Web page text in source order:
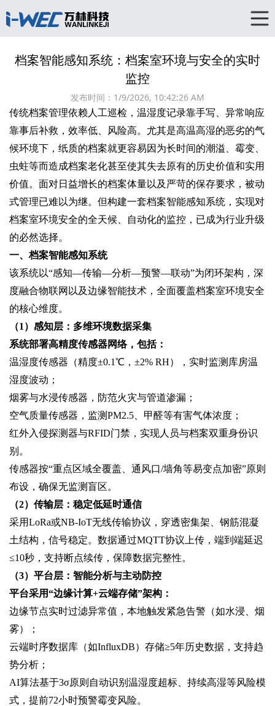
档案智能感知系统：档案室环境与安全的实时
监控‌
发布时间： 1/9/2026, 10:42:26 AM
传统档案管理依赖人工巡检，温湿度记录靠手写、异常响应
靠事后补救，效率低、风险高。尤其是高温高湿的恶劣的气
候环境下，纸质的档案就更容易因为长时间的潮溢、霉变、
虫蛀等而造成档案老化甚至使其失去原有的历史价值和实用
价值。面对日益增长的档案体量以及严苛的保存要求，被动
式管理已难以为继。但构建一套‌档案智能感知系统‌，实现对‌
档案室环境安全‌的全天候、自动化的监控，已成为行业升级
的必然选择。
一、档案智能感知系统‌
该系统以“感知—传输—分析—预警—联动”为闭环架构，深
度融合物联网以及边缘智能技术，全面覆盖档案室环境安全
的核心维度。
（1）感知层：多维环境数据采集‌
系统部署高精度传感器网络，包括：
温湿度传感器（精度±0.1℃，±2% RH），实时监测库房温
湿度波动；
烟雾与水浸传感器，防范火灾与管道渗漏；
空气质量传感器，监测PM2.5、甲醛等有害气体浓度；
红外入侵探测器与RFID门禁，实现人员与档案双重身份识
别。
传感器按“重点区域全覆盖、通风口/墙角等易变点加密”原则
布设，确保无监测盲区。
（2）传输层：稳定低延时通信‌
采用LoRa或NB-IoT无线传输协议，穿透密集架、钢筋混凝
土结构，信号稳定。数据通过MQTT协议上传，端到端延迟
≤10秒，支持断点续传，保障数据完整性。
（3）平台层：智能分析与主动防控‌
平台采用“边缘计算+云端存储”架构：
边缘节点实时过滤异常值，本地触发紧急告警（如水浸、烟
雾）；
云端时序数据库（如InfluxDB）存储≥5年历史数据，支持趋
势分析；
AI算法基于3σ原则自动识别温湿度超标、持续高湿等风险模
式，提前72小时预警霉变风险。